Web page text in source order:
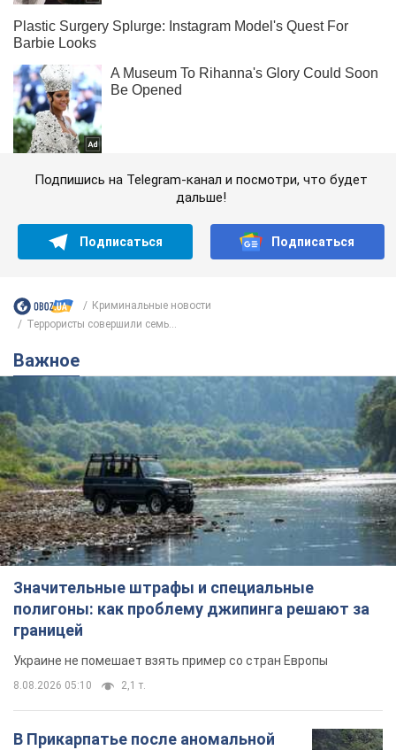
Подпишись на Telegram-канал и посмотри, что будет
дальше!
Подписаться Подписаться
Криминальные новости
Террористы совершили семь...
Важное
Значительные штрафы и специальные
полигоны: как проблему джипинга решают за
границей
Украине не помешает взять пример со стран Европы
8.08.2026 05:10 2,1 т.
В Прикарпатье после аномальной